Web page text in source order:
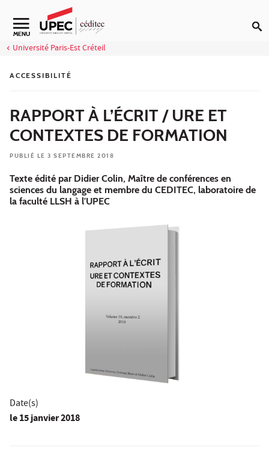
Aller au contenu
MENU
Université Paris-Est Créteil
ACCESSIBILITÉ
RAPPORT À L’ÉCRIT / URE ET
CONTEXTES DE FORMATION
PUBLIÉ LE 3 SEPTEMBRE 2018
Texte édité par Didier Colin, Maître de conférences en
sciences du langage et membre du CEDITEC, laboratoire de
la faculté LLSH à l'UPEC
Date(s)
le15 janvier 2018